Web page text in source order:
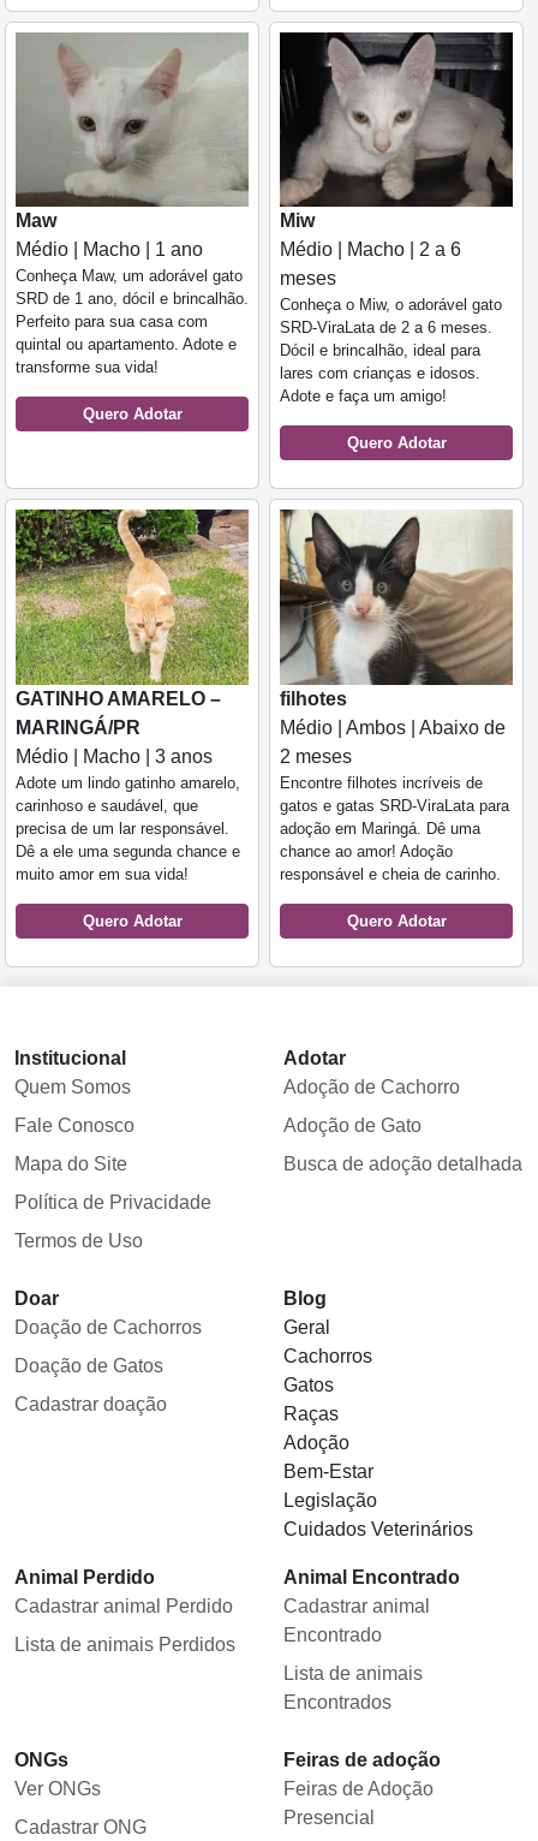
Maw
Médio | Macho | 1 ano
Conheça Maw, um adorável gato
SRD de 1 ano, dócil e brincalhão.
Perfeito para sua casa com
quintal ou apartamento. Adote e
transforme sua vida!
Quero Adotar
Miw
Médio | Macho | 2 a 6
meses
Conheça o Miw, o adorável gato
SRD-ViraLata de 2 a 6 meses.
Dócil e brincalhão, ideal para
lares com crianças e idosos.
Adote e faça um amigo!
Quero Adotar
GATINHO AMARELO –
MARINGÁ/PR
Médio | Macho | 3 anos
Adote um lindo gatinho amarelo,
carinhoso e saudável, que
precisa de um lar responsável.
Dê a ele uma segunda chance e
muito amor em sua vida!
Quero Adotar
filhotes
Médio | Ambos | Abaixo de
2 meses
Encontre filhotes incríveis de
gatos e gatas SRD-ViraLata para
adoção em Maringá. Dê uma
chance ao amor! Adoção
responsável e cheia de carinho.
Quero Adotar
Institucional
Quem Somos
Fale Conosco
Mapa do Site
Política de Privacidade
Termos de Uso
Adotar
Adoção de Cachorro
Adoção de Gato
Busca de adoção detalhada
Doar
Doação de Cachorros
Doação de Gatos
Cadastrar doação
Blog
Geral
Cachorros
Gatos
Raças
Adoção
Bem-Estar
Legislação
Cuidados Veterinários
Animal Perdido
Cadastrar animal Perdido
Lista de animais Perdidos
Animal Encontrado
Cadastrar animal
Encontrado
Lista de animais
Encontrados
ONGs
Ver ONGs
Cadastrar ONG
Feiras de adoção
Feiras de Adoção
Presencial